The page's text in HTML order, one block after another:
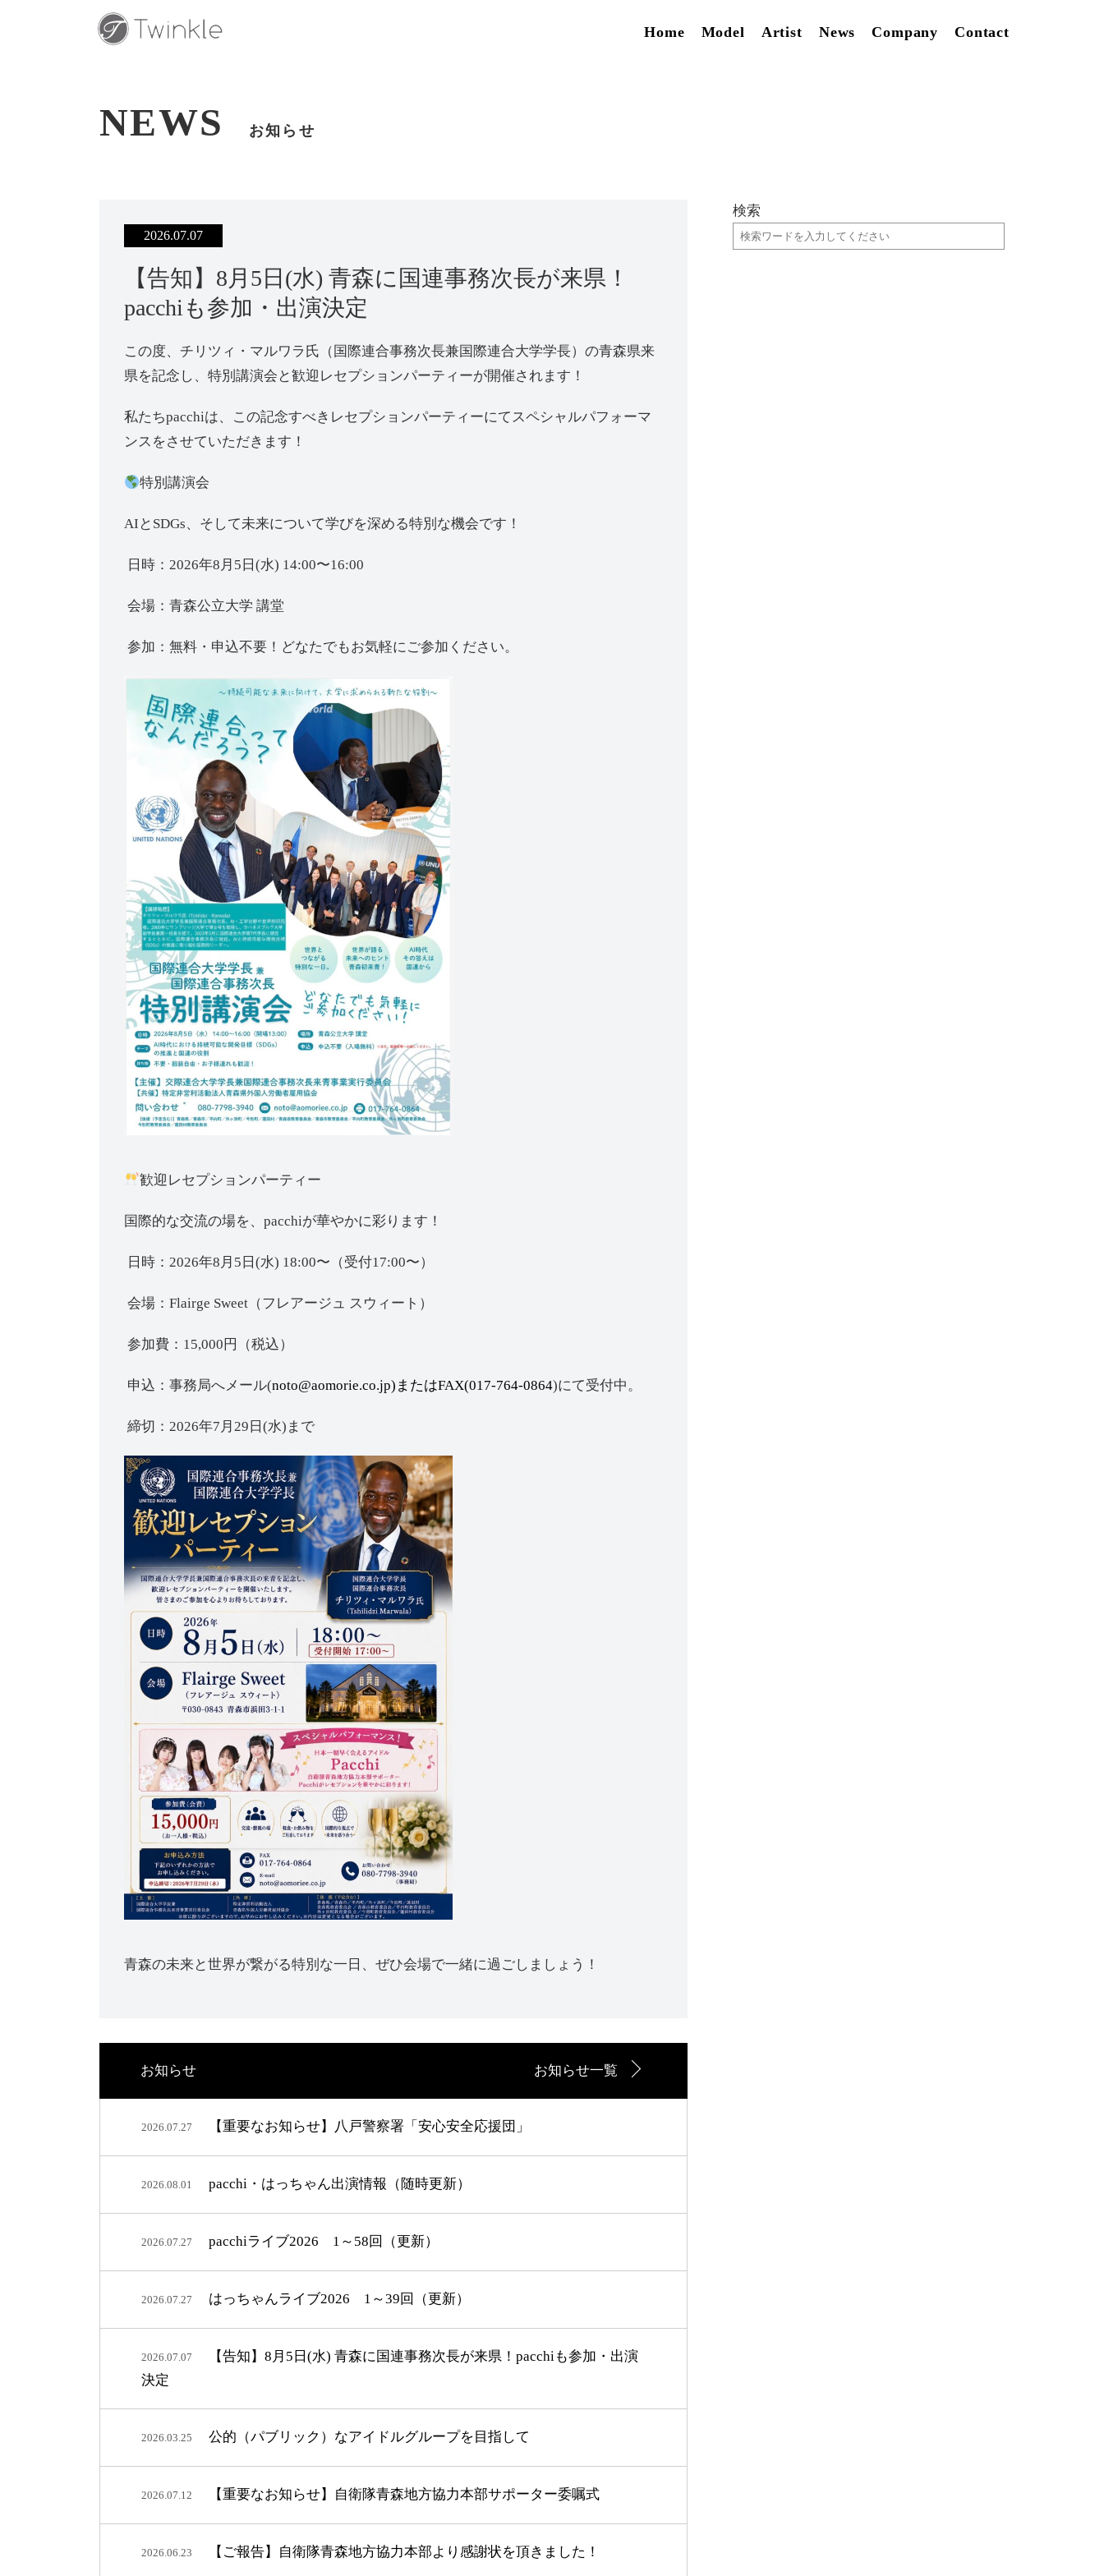
Home Model Artist News Company Contact
NEWS お知らせ
2026.07.07
【告知】8月5日(水) 青森に国連事務次長が来県！
pacchiも参加・出演決定
この度、チリツィ・マルワラ氏（国際連合事務次長兼国際連合大学学長）の青森県来
県を記念し、特別講演会と歓迎レセプションパーティーが開催されます！
私たちpacchiは、この記念すべきレセプションパーティーにてスペシャルパフォーマ
ンスをさせていただきます！
特別講演会
AIとSDGs、そして未来について学びを深める特別な機会です！
日時：2026年8月5日(水) 14:00〜16:00
会場：青森公立大学 講堂
参加：無料・申込不要！どなたでもお気軽にご参加ください。
歓迎レセプションパーティー
国際的な交流の場を、pacchiが華やかに彩ります！
日時：2026年8月5日(水) 18:00〜（受付17:00〜）
会場：Flairge Sweet（フレアージュ スウィート）
参加費：15,000円（税込）
申込：事務局へメール(noto@aomorie.co.jp)またはFAX(017-764-0864)にて受付中。
締切：2026年7月29日(水)まで
青森の未来と世界が繋がる特別な一日、ぜひ会場で一緒に過ごしましょう！
お知らせ お知らせ一覧
2026.07.27 【重要なお知らせ】八戸警察署「安心安全応援団」
2026.08.01 pacchi・はっちゃん出演情報（随時更新）
2026.07.27 pacchiライブ2026 1～58回（更新）
2026.07.27 はっちゃんライブ2026 1～39回（更新）
2026.07.07
【告知】8月5日(水) 青森に国連事務次長が来県！pacchiも参加・出演
決定
2026.03.25 公的（パブリック）なアイドルグループを目指して
2026.07.12 【重要なお知らせ】自衛隊青森地方協力本部サポーター委嘱式
2026.06.23 【ご報告】自衛隊青森地方協力本部より感謝状を頂きました！
検索